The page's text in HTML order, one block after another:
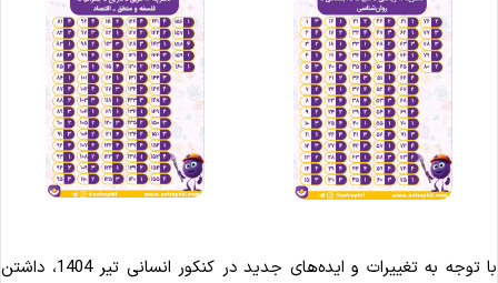
با توجه به تغییرات و ایده‌های جدید در کنکور انسانی تیر 1404، داشتن